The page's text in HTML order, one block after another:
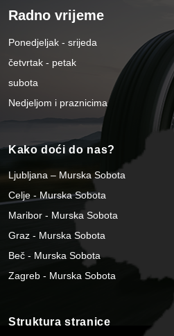
Radno vrijeme
Ponedjeljak - srijeda
četvrtak - petak
subota
Nedjeljom i praznicima
Kako doći do nas?
Ljubljana – Murska Sobota
Celje - Murska Sobota
Maribor - Murska Sobota
Graz - Murska Sobota
Beč - Murska Sobota
Zagreb - Murska Sobota
Struktura stranice